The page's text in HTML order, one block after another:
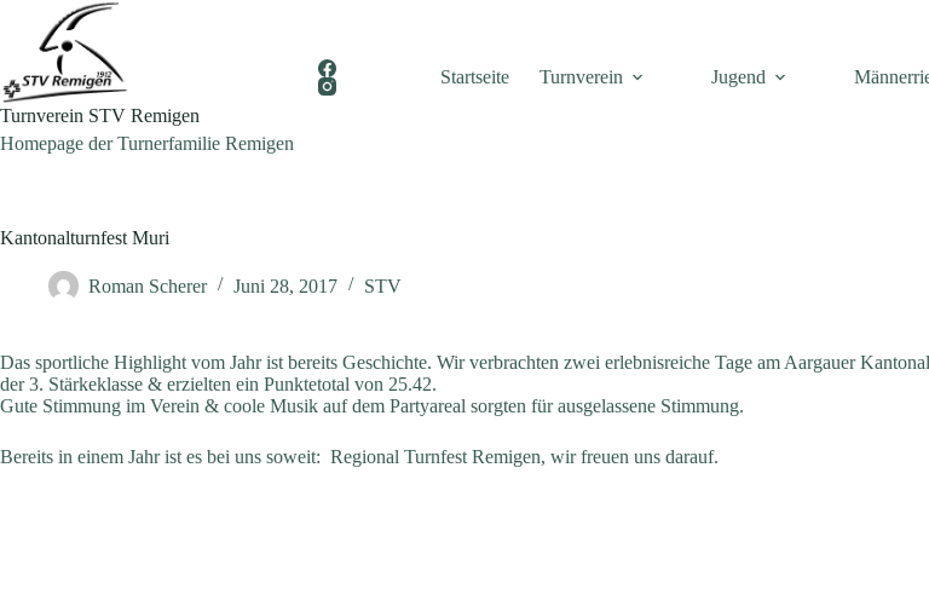
springen
Turnverein STV Remigen
Homepage der Turnerfamilie Remigen
Startseite Turnverein Jugend
Kantonalturnfest Muri
Roman Scherer Juni 28, 2017 STV
Das sportliche Highlight vom Jahr ist bereits Geschichte. Wir verbrachten zwei erlebnisreiche Tage am Aargauer
der 3. Stärkeklasse & erzielten ein Punktetotal von 25.42.
Gute Stimmung im Verein & coole Musik auf dem Partyareal sorgten für ausgelassene Stimmung.
Bereits in einem Jahr ist es bei uns soweit: Regional Turnfest Remigen, wir freuen uns darauf.